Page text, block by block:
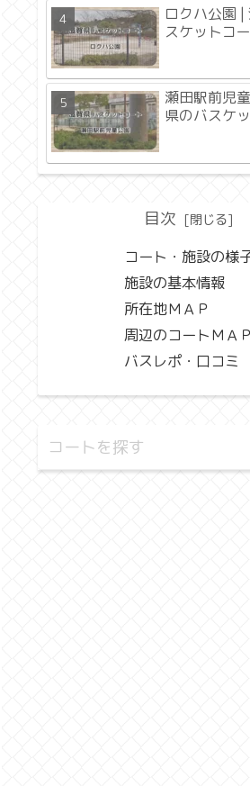
ロクハ公園 |
スケットコ
瀬田駅前児
県のバスケ
目次
コート・施設の様
施設の基本情報
所在地ＭＡＰ
周辺のコートＭＡＰ
バスレポ・口コミ